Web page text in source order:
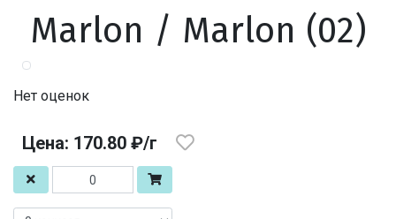
Marlon / Marlon (02)
Нет оценок
Цена: 170.80 ₽/г